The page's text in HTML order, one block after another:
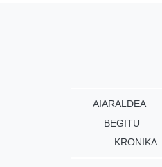
AIARALDEA
BEGITU
KRONIKA